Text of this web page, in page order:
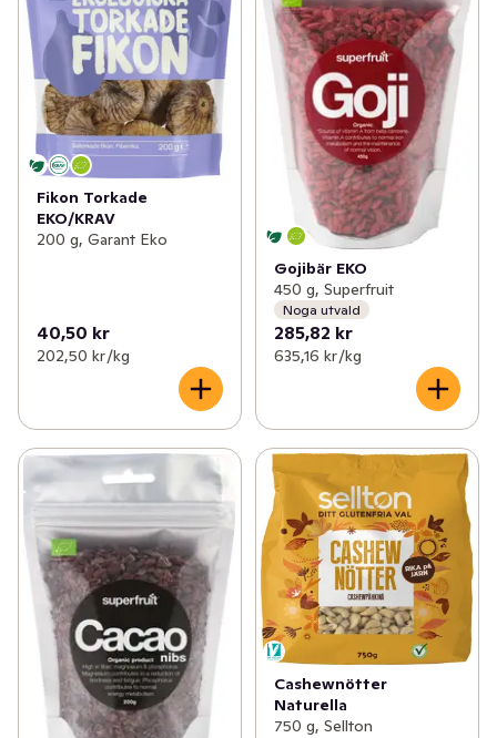
Fikon Torkade
EKO/KRAV
200 g, Garant Eko
40,50 kr
202,50 kr /kg
Gojibär EKO
450 g, Superfruit
Noga utvald
285,82 kr
635,16 kr /kg
Cashewnötter
Naturella
750 g, Sellton